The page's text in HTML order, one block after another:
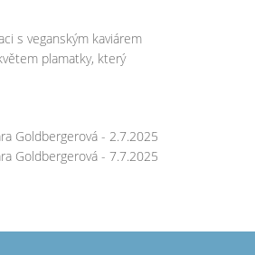
s veganským kaviárem
plamatky, který
Goldbergerová - 2.7.2025
Goldbergerová - 7.7.2025